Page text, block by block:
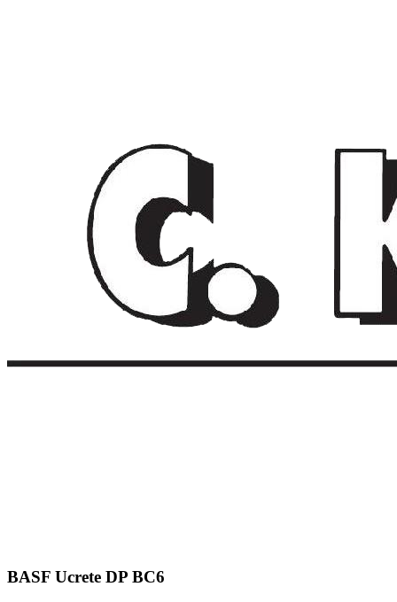
BASF Ucrete DP BC6